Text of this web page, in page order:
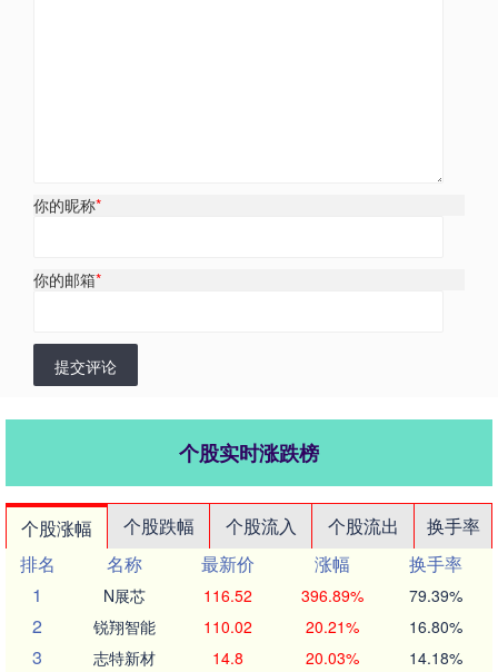
你的昵称*
你的邮箱*
提交评论
个股实时涨跌榜
个股涨幅 个股跌幅 个股流入 个股流出
换手率
排名
名称 最新价 涨幅
换手率
1
N展芯 116.52 396.89% 79.39%
2 锐翔智能 110.02 20.21% 16.80%
3 志特新材 14.8 20.03% 14.18%